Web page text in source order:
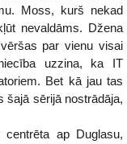
Moss, kurš nekad
nevaldāms. Džena
par vienu visai
uzzina, ka IT
Bet kā jau tas
šajā sērijā nostrādāja,
ap Duglasu,